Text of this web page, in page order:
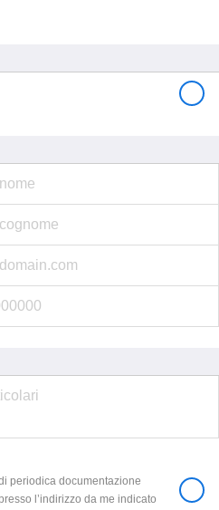
periodica documentazione
l’indirizzo da me indicato